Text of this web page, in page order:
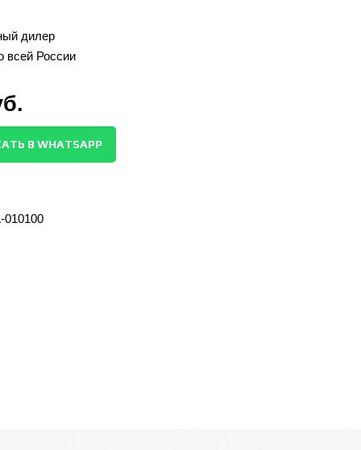
дилер
всей России
В WHATSAPP
010100